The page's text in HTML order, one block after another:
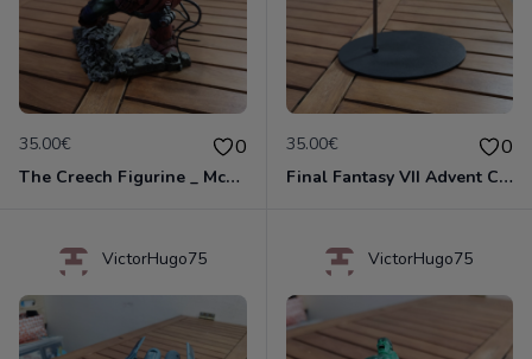
35.00€ 0
The Creech Figurine _ McFarlane Spawn Series 12
35.00€ 0
Final Fantasy VII Advent Children : Avion The Sierra 2009
VictorHugo75 VictorHugo75